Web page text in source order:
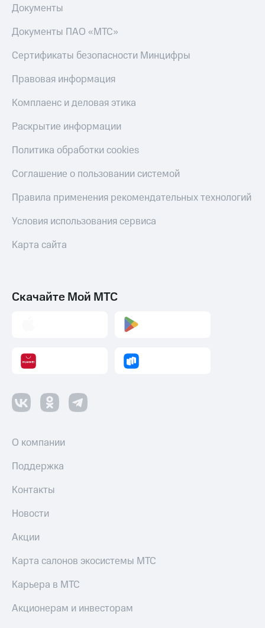
Документы
Документы ПАО «МТС»
Сертификаты безопасности Минцифры
Правовая информация
Комплаенс и деловая этика
Раскрытие информации
Политика обработки cookies
Соглашение о пользовании системой
Правила применения рекомендательных технологий
Условия использования сервиса
Карта сайта
Скачайте Мой МТС
О компании
Поддержка
Контакты
Новости
Акции
Карта салонов экосистемы МТС
Карьера в МТС
Акционерам и инвесторам